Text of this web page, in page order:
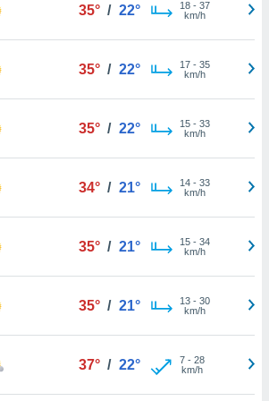
35° / 22° 18- 37
km/h
35° / 22° 17- 35
km/h
35° / 22° 15- 33
km/h
34° / 21° 14- 33
km/h
35° / 21° 15- 34
km/h
35° / 21° 13- 30
km/h
37° / 22° 7- 28
km/h